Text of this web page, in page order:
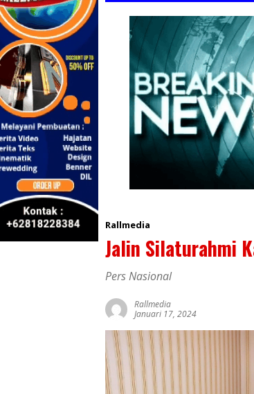
Rallmedia
Jalin Silaturahmi
Pers Nasional
Rallmedia
Januari 17, 2024